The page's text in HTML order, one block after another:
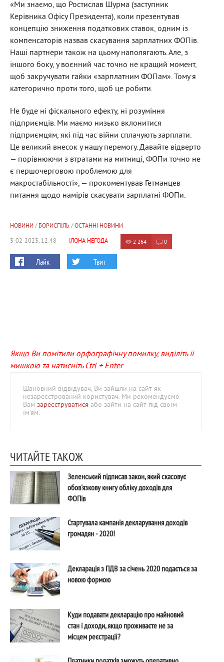
«Ми знаємо, що Ростислав Шурма (заступник
Керівника Офісу Президента), коли презентував
концепцію зниження податкових ставок, одним із
компенсаторів назвав скасування зарплатних ФОПів.
Наші партнери також на цьому наполягають. Але, з
іншого боку, у воєнний час точно не кращий момент,
щоб закручувати гайки «зарплатним ФОПам». Тому я
категорично проти того, щоб це робити.
Не буде ні фіскального ефекту, ні розуміння
підприємців. Ми маємо низько вклонитися
підприємцям, які під час війни сплачують зарплати.
Це великий внесок у нашу перемогу. Давайте відверто
— порівнюючи з втратами на митниці, ФОПи точно не
є першочерговою проблемою для
макростабільності», — прокоментував Гетманцев
питання щодо намірів скасувати зарплатні ФОПи.
НОВИНИ/ БОРИСПІЛЬ/ ОСТАННІ НОВИНИ
3-02-2023, 12:48
ІЛОНА НЕГОДА 2 264 0
Лайк Твит
Якщо Ви помітили орфографічну помилку, виділіть її
мишкою та натисніть Ctrl + Enter
Шановний відвідувач, Ви зайшли на сайт як
незареєстрований користувач. Ми рекомендуємо
Вам зареєструватися або зайти на сайт під своїм
ім'ям.
ЧИТАЙТЕ ТАКОЖ
Зеленський підписав закон, який скасовує
обов'язкову книгу обліку доходів для
ФОПів
Стартувала кампанія декларування доходів
громадян - 2020!
Декларація з ПДВ за січень 2020 подається за
новою формою
Куди подавати декларацію про майновий
стан і доходи, якщо проживаєте не за
місцем реєстрації?